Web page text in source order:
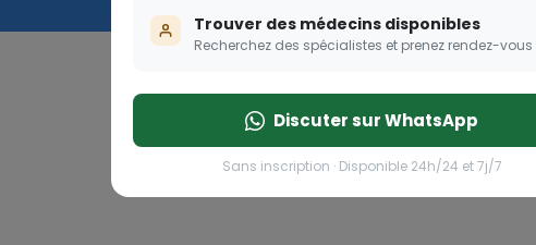
Trouver des médecins disponibles
Recherchez des spécialistes et prenez rendez-vous
Discuter sur WhatsApp
Sans inscription · Disponible 24h/24 et 7j/7